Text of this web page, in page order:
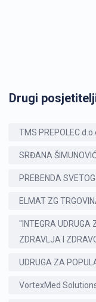
Drugi
TMS PREPOLEC
SRĐANA
PREBENDA
ELMAT ZG
"INTEGRA UDRUGA
ZDRAVLJA I
UDRUGA ZA
VortexMed